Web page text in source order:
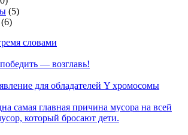
(5)
(6)
словами
— возглавь!
для обладателей Y хромосомы
самая главная причина мусора на всей
который бросают дети.